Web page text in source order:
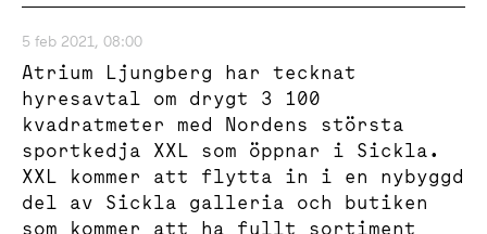
5 feb 2021, 08:00
Atrium Ljungberg har tecknat
hyresavtal om drygt 3 100
kvadratmeter med Nordens största
sportkedja XXL som öppnar i Sickla.
XXL kommer att flytta in i en nybyggd
del av Sickla galleria och butiken
som kommer att ha fullt sortiment